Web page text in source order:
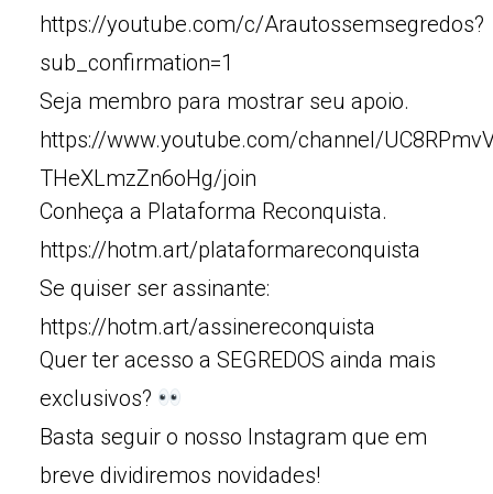
https://youtube.com/c/Arautossemsegredos?
sub_confirmation=1
Seja membro para mostrar seu apoio.
https://www.youtube.com/channel/
THeXLmzZn6oHg/join
Conheça a Plataforma Reconquista.
https://hotm.art/plataformareconquista
Se quiser ser assinante:
https://hotm.art/assinereconquista
Quer ter acesso a SEGREDOS ainda mais
exclusivos?
Basta seguir o nosso Instagram que em
breve dividiremos novidades!